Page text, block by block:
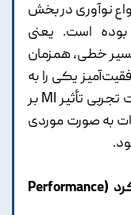
نوآوری در بخش
است. یعنی
خطی، همزمان
یکی را به
دیگری وابسته می‌کنند. عمدتاً مطالعات تجربی تأثیر MI بر
به صورت موردی
چه رابطه ای بین MI و مدیریت عملکرد (Performance